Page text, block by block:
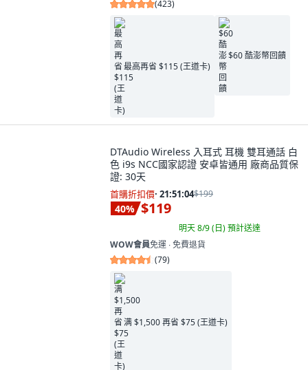
(423)
最高再省 $115 (王道卡)
$60 酷澎幣回饋
DTAudio Wireless 入耳式 耳機 雙耳通話 白
色 i9s NCC國家認證 安卓皆通用 廠商品質保
證: 30天
首購折扣價· 21:51:03$199
40% $119
明天 8/9 (日)預計送達
WOW會員免運 ∙ 免費退貨
(79)
满 $1,500 再省 $75 (王道卡)